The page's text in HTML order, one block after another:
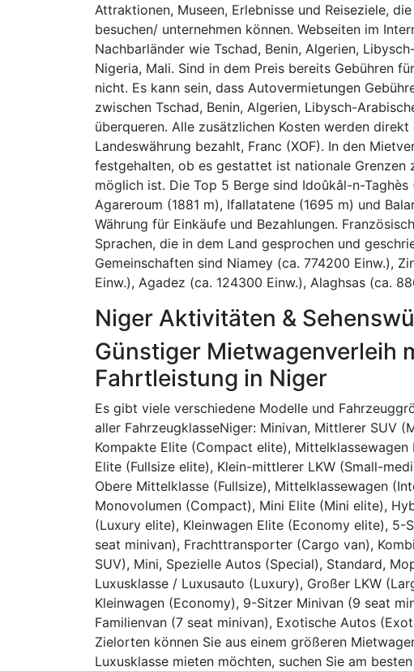
Attraktionen, Museen, Erlebnisse und Reiseziele,
besuchen/ unternehmen können. Webseiten im
Nachbarländer wie Tschad, Benin, Algerien,
Nigeria, Mali. Sind in dem Preis bereits Gebühren
nicht. Es kann sein, dass Autovermietungen
zwischen Tschad, Benin, Algerien, Libysch-
überqueren. Alle zusätzlichen Kosten werden
Landeswährung bezahlt, Franc (XOF). In den
festgehalten, ob es gestattet ist nationale Grenzen
möglich ist. Die Top 5 Berge sind Idoûkâl-n-
Agareroum (1881 m), Ifallatatene (1695 m) und
Währung für Einkäufe und Bezahlungen.
Sprachen, die in dem Land gesprochen und
Gemeinschaften sind Niamey (ca. 774200 Einw.),
Einw.), Agadez (ca. 124300 Einw.), Alaghsas (ca.
Niger Aktivitäten &
Günstiger Mietwagenverleih
Fahrtleistung in Niger
Es gibt viele verschiedene Modelle und
aller FahrzeugklasseNiger: Minivan, Mittlerer SUV
Kompakte Elite (Compact elite),
Elite (Fullsize elite), Klein-mittlerer LKW (Small-
Obere Mittelklasse (Fullsize), Mittelklassewagen
Monovolumen (Compact), Mini Elite (Mini elite),
(Luxury elite), Kleinwagen Elite (Economy elite),
seat minivan), Frachttransporter (Cargo van),
SUV), Mini, Spezielle Autos (Special), Standard,
Luxusklasse / Luxusauto (Luxury), Großer LKW
Kleinwagen (Economy), 9-Sitzer Minivan (9 seat
Familienvan (7 seat minivan), Exotische Autos
Zielorten können Sie aus einem größeren
Luxusklasse mieten möchten, suchen Sie am